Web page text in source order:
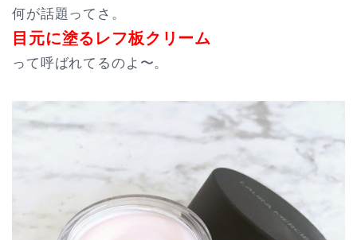
何が話題ってさ。
目元に塗るレフ板クリーム
って呼ばれてるのよ〜。